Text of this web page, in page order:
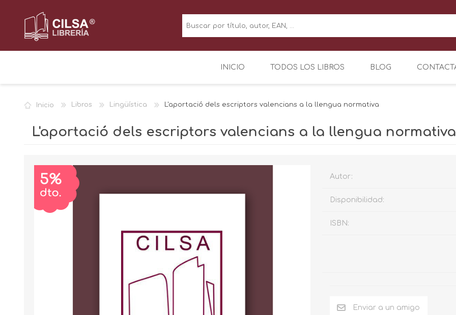
INICIO TODOS LOS LIBROS BLOG
Inicio Libros Lingüística L'aportació dels escriptors valencians a la llengua normativa
L'aportació dels escriptors valencians a la llengua normativa
Autor:
Disponibilidad:
ISBN: